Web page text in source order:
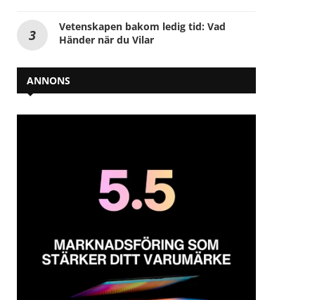
Vetenskapen bakom ledig tid: Vad
Händer när du Vilar
ANNONS